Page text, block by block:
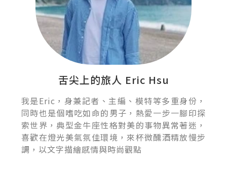
舌尖上的旅人 Eric Hsu
我是Eric，身兼記者、主編、模特等多重身份，
同時也是個嗜吃如命的男子，熱愛一步一腳印探
索世界，典型金牛座性格對美的事物異常著迷，
喜歡在燈光美氣氛佳環境，來杯微醺酒精放慢步
調，以文字描繪感情與時尚觀點